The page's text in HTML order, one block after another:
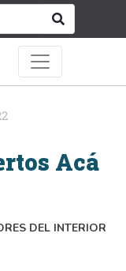
Acá
DEL INTERIOR